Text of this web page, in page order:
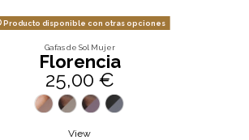
Producto disponible con otras opciones
Gafas de Sol Mujer
Florencia
25,00 €
View